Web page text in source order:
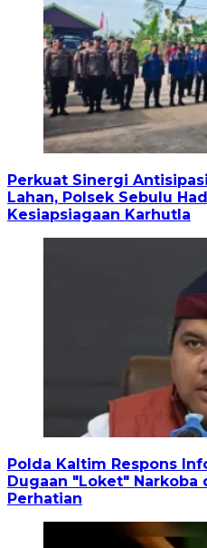
Perkuat Sinergi
Lahan, Polsek Sebulu
Kesiapsiagaan Karhutla
Polda Kaltim Respons
Dugaan "Loket" Narkoba
Perhatian